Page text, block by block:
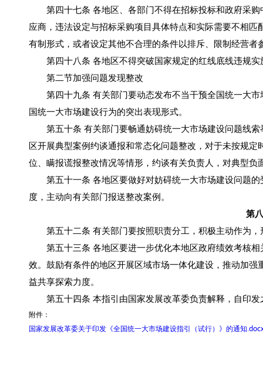
第四十七条 各地区、各部门不得在招标投标和政府采购
应商，违法设定与招标采购项目具体特点和实际需要不相
有制形式，或者设定其他不合理的条件以排斥、限制经营者
第四十八条 各地区不得突破国家规定的红线底线违规实
第二节加强问题发现整改
第四十九条 有关部门要动态发布不当干预全国统一大市
国统一大市场建设行为的突出表现形式。
第五十条 有关部门要畅通妨碍统一大市场建设问题线索
区开展典型案例约谈通报和常态化问题整改，对于未按规
位、瞒报谎报整改情况等情形，约谈有关负责人，对典型负
第五十一条 各地区要做好对妨碍统一大市场建设问题的
度，主动向有关部门报送整改案例。
第
第五十二条 有关部门要按照职责分工，积极主动作为，
第五十三条 各地区要进一步优化本地区政府绩效考核相
效。鼓励有条件的地区开展区域市场一体化建设，推动加
益共享探索力度。
第五十四条 本指引由国家发展改革委负责解释，自印发
附件：
国家发展改革委关于印发《全国统一大市场建设指引（试行）》的通知